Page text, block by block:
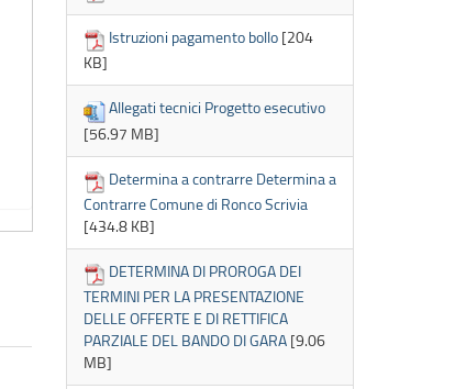
Istruzioni pagamento bollo [204
KB]
Allegati tecnici Progetto esecutivo
[56.97 MB]
Determina a contrarre Determina a
Contrarre Comune di Ronco Scrivia
[434.8 KB]
DETERMINA DI PROROGA DEI
TERMINI PER LA PRESENTAZIONE
DELLE OFFERTE E DI RETTIFICA
PARZIALE DEL BANDO DI GARA [9.06
MB]